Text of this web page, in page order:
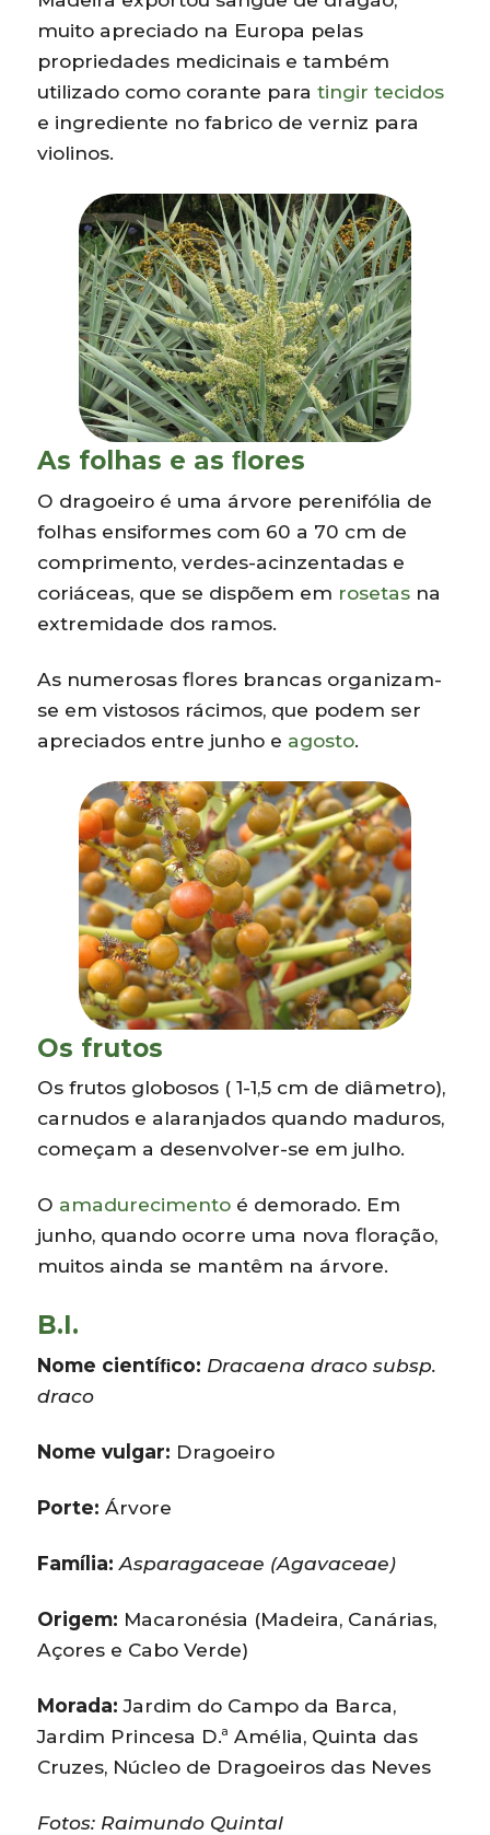
muito apreciado na Europa pelas
propriedades medicinais e também
utilizado como corante paratingir tecidos
e ingrediente no fabrico de verniz para
violinos.
As folhas e as ﬂores
O dragoeiro é uma árvore perenifólia de
folhas ensiformes com 60 a 70 cm de
comprimento, verdes-acinzentadas e
coriáceas, que se dispõem em rosetas na
extremidade dos ramos.
As numerosas flores brancas organizam-
se em vistosos rácimos, que podem ser
apreciados entre junho e agosto.
Os frutos
Os frutos globosos ( 1-1,5 cm de diâmetro),
carnudos e alaranjados quando maduros,
começam a desenvolver-se em julho.
O amadurecimento é demorado. Em
junho, quando ocorre uma nova floração,
muitos ainda se mantêm na árvore.
B.I.
Nome cientíﬁco: Dracaena draco subsp.
draco
Nome vulgar: Dragoeiro
Porte: Árvore
Família: Asparagaceae (Agavaceae)
Origem: Macaronésia (Madeira, Canárias,
Açores e Cabo Verde)
Morada: Jardim do Campo da Barca,
Jardim Princesa D.ª Amélia, Quinta das
Cruzes, Núcleo de Dragoeiros das Neves
Fotos: Raimundo Quintal